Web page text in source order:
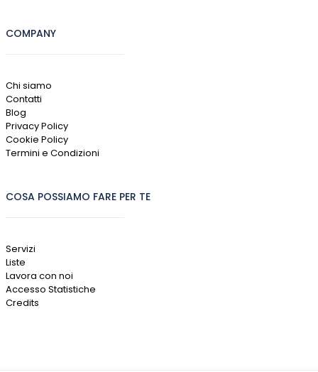
COMPANY
Chi siamo
Contatti
Blog
Privacy Policy
Cookie Policy
Termini e Condizioni
COSA POSSIAMO FARE PER TE
Servizi
Liste
Lavora con noi
Accesso Statistiche
Credits